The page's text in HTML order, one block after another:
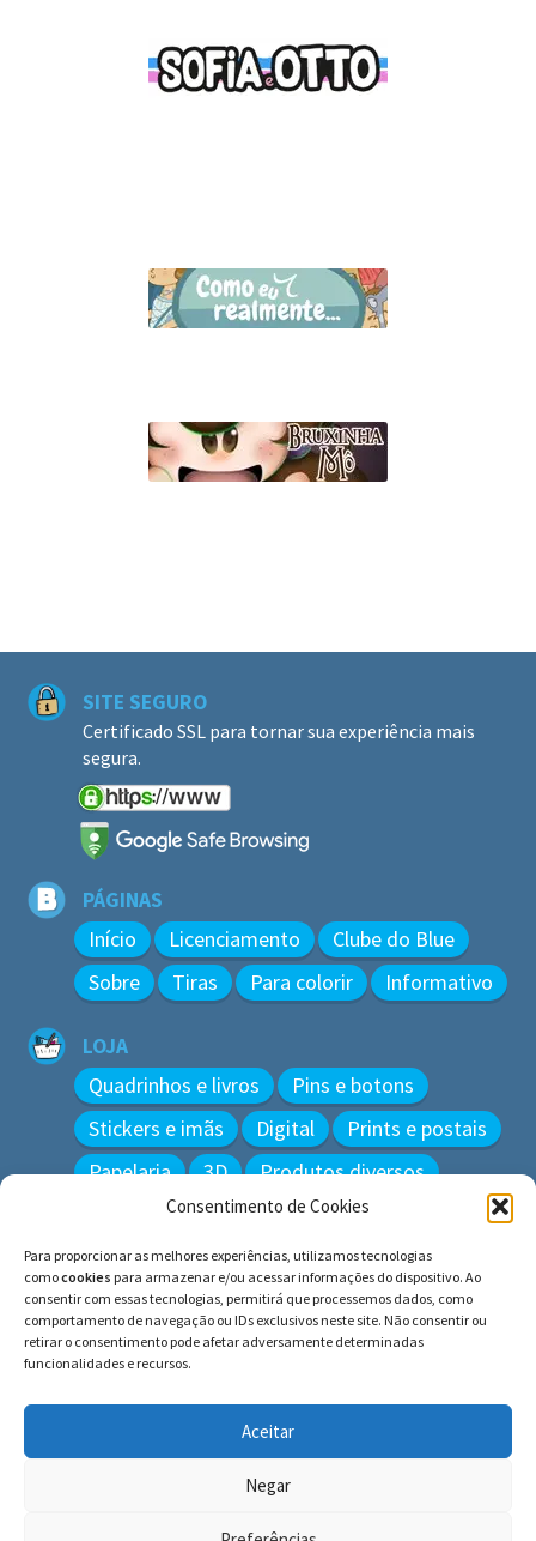
Consentimento de Cookies
Para proporcionar as melhores experiências, utilizamos tecnologias
comocookies para armazenar e/ou acessar informações do dispositivo. Ao
consentir com essas tecnologias, permitirá que processemos dados, como
comportamento de navegação ou IDs exclusivos neste site. Não consentir ou
retirar o consentimento pode afetar adversamente determinadas
funcionalidades e recursos.
Aceitar
Negar
SITE SEGURO
Certificado SSL para tornar sua experiência mais
segura.
PÁGINAS
Início Licenciamento
Clube do Blue
Sobre
Tiras Para colorir Informativo
LOJA
Quadrinhos e livros
Pins e botons
Stickers e imãs
Digital
Prints e postais
Papelaria
3D Produtos diversos
Pesquisar
por:
© BLUE e os gatos ∙ todos os direitos reservados.
Histórias inspiradas em gatos reais. Adote e cuide dos
gatos!